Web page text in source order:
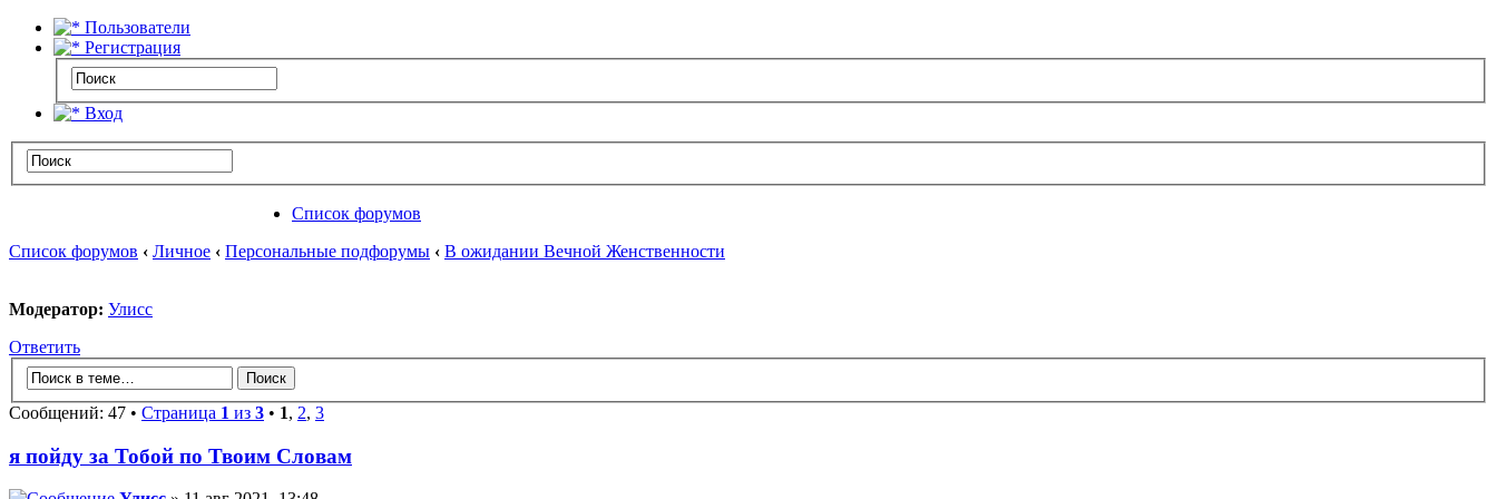
Пользователи
Регистрация
Вход
Список форумов
Список форумов ‹ Личное ‹ Персональные подфорумы ‹ В ожидании Вечной Женственности
Модератор: Улисс
Ответить
Сообщений: 47 • Страница 1 из 3 • 1, 2, 3
я пойду за Тобой по Твоим Словам